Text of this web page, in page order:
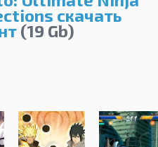
скачать
(19 Gb)